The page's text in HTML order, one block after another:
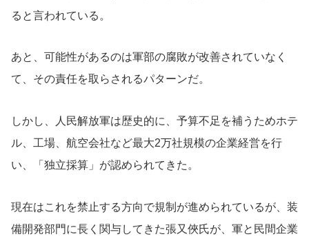
ると言われている。
あと、可能性があるのは軍部の腐敗が改善されていなく
て、その責任を取らされるパターンだ。
しかし、人民解放軍は歴史的に、予算不足を補うためホテ
ル、工場、航空会社など最大2万社規模の企業経営を行
い、「独立採算」が認められてきた。
現在はこれを禁止する方向で規制が進められているが、装
備開発部門に長く関与してきた張又俠氏が、軍と民間企業